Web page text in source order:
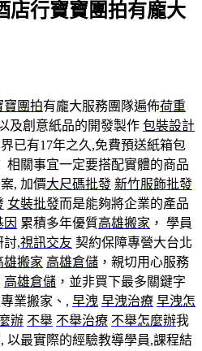
店行寶寶團拍有龐大
寶團拍有龐大服務團隊遍佈荷重
及創意紙品的開發製作 包裝設計
已有17年之久,免費預送紙箱包
相關事宜一定要搭配實體的商品
, 加價大尺碼批發 新竹服飾批發
女裝批發而是能夠將企業的產品
累積多年優質高雄搬家 ， 學員
討,視訊交友 契約保障專營大台北
雄搬家 高雄倉儲 ，親切用心服務
高雄倉儲 ，並非買下最多關鍵字
業搬家、, 早洩 早洩治療 早洩怎
辦 不舉 不舉治療 不舉怎麼辦我
以最實際的經驗教導學員,課程結